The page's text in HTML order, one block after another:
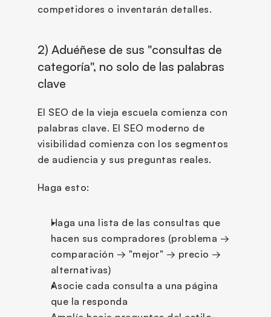
competidores o inventarán detalles.
2) Aduéñese de sus "consultas de
categoría", no solo de las palabras
clave
El SEO de la vieja escuela comienza con
palabras clave. El SEO moderno de
visibilidad comienza con los segmentos
de audiencia y sus preguntas reales.
Haga esto:
Haga una lista de las consultas que
hacen sus compradores (problema →
comparación → "mejor" → precio →
alternativas)
Asocie cada consulta a una página
que la responda